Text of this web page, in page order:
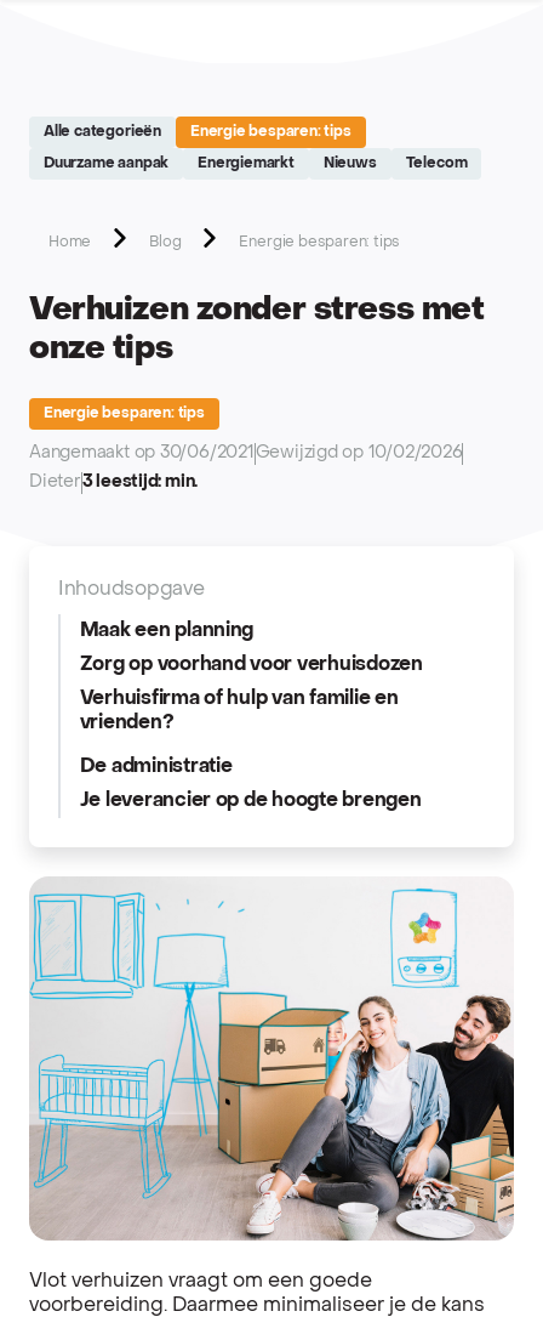
Alle categorieën Energie besparen: tips
Duurzame aanpak Energiemarkt Nieuws Telecom
Home Blog Energie besparen: tips
Verhuizen zonder stress met
onze tips
Energie besparen: tips
Aangemaakt op 30/06/2021 Gewijzigd op 10/02/2026
Dieter3 leestijd: min.
Inhoudsopgave
Maak een planning
Zorg op voorhand voor verhuisdozen
Verhuisfirma of hulp van familie en
vrienden?
De administratie
Je leverancier op de hoogte brengen
Vlot verhuizen vraagt om een goede
voorbereiding. Daarmee minimaliseer je de kans